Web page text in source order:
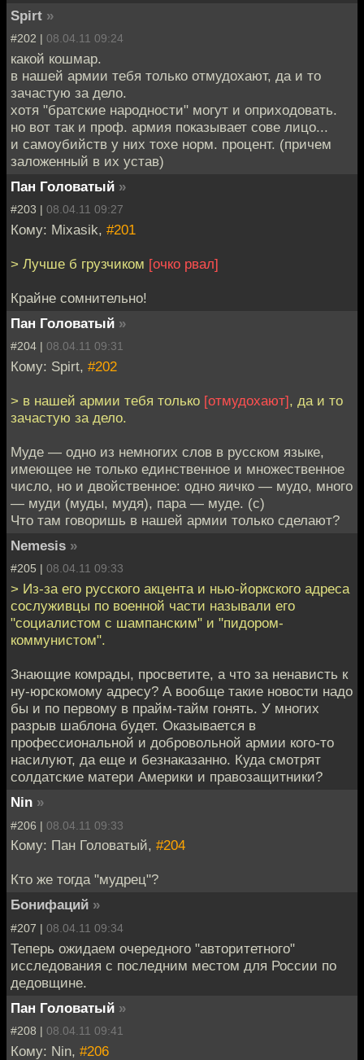
Spirt »
#202 | 08.04.11 09:24
какой кошмар.
в нашей армии тебя только отмудохают, да и то
зачастую за дело.
хотя "братские народности" могут и оприходовать.
но вот так и проф. армия показывает сове лицо...
и самоубийств у них тохе норм. процент. (причем
заложенный в их устав)
Пан Головатый »
#203 | 08.04.11 09:27
Кому: Mixasik, #201
> Лучше б грузчиком [очко рвал]
Крайне сомнительно!
Пан Головатый »
#204 | 08.04.11 09:31
Кому: Spirt, #202
> в нашей армии тебя только [отмудохают], да и то
зачастую за дело.
Муде — одно из немногих слов в русском языке,
имеющее не только единственное и множественное
число, но и двойственное: одно яичко — мудо, много
— муди (муды, мудя), пара — муде. (с)
Что там говоришь в нашей армии только сделают?
Nemesis »
#205 | 08.04.11 09:33
> Из-за его русского акцента и нью-йоркского адреса
сослуживцы по военной части называли его
"социалистом с шампанским" и "пидором-
коммунистом".
Знающие комрады, просветите, а что за ненависть к
ну-юрскомому адресу? А вообще такие новости надо
бы и по первому в прайм-тайм гонять. У многих
разрыв шаблона будет. Оказывается в
профессиональной и добровольной армии кого-то
насилуют, да еще и безнаказанно. Куда смотрят
солдатские матери Америки и правозащитники?
Nin »
#206 | 08.04.11 09:33
Кому: Пан Головатый, #204
Кто же тогда "мудрец"?
Бoнифаций »
#207 | 08.04.11 09:34
Теперь ожидаем очередного "авторитетного"
исследования с последним местом для России по
дедовщине.
Пан Головатый »
#208 | 08.04.11 09:41
Кому: Nin, #206